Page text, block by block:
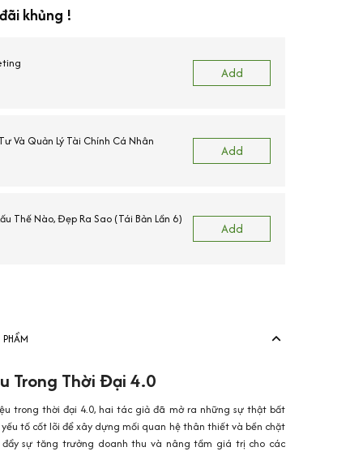
khủng !
Add
Và Quản Lý Tài Chính Cá Nhân
Add
Thế Nào, Đẹp Ra Sao (Tái Bản Lần 6)
Add
Trong Thời Đại 4.0
trong thời đại 4.0, hai tác giả đã mở ra những sự thật bất
tố cốt lõi để xây dựng mối quan hệ thân thiết và bền chặt
sự tăng trưởng doanh thu và nâng tầm giá trị cho các